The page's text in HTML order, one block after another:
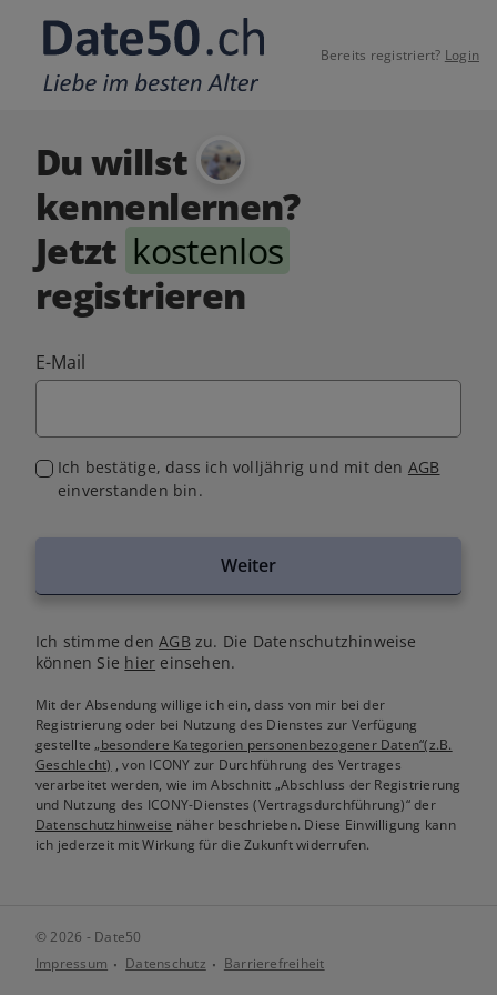
Bereits registriert? Login
Du willst
kennenlernen?
Jetzt kostenlos
registrieren
E-Mail
Ich bestätige, dass ich volljährig und mit den AGB
einverstanden bin.
Weiter
Ich stimme denAGB zu. Die Datenschutzhinweise
können Sie hier einsehen.
Mit der Absendung willige ich ein, dass von mir bei der
Registrierung oder bei Nutzung des Dienstes zur Verfügung
gestellte„besondere Kategorien personenbezogener Daten“(z.B.
Geschlecht) , von ICONY zur Durchführung des Vertrages
verarbeitet werden, wie im Abschnitt „Abschluss der Registrierung
und Nutzung des ICONY-Dienstes (Vertragsdurchführung)“ der
Datenschutzhinweise näher beschrieben. Diese Einwilligung kann
ich jederzeit mit Wirkung für die Zukunft widerrufen.
© 2026 - Date50
Impressum
Datenschutz Barrierefreiheit